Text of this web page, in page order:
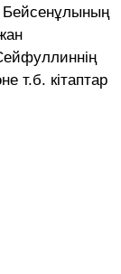
Бейсенұлының
т.б. кітаптар